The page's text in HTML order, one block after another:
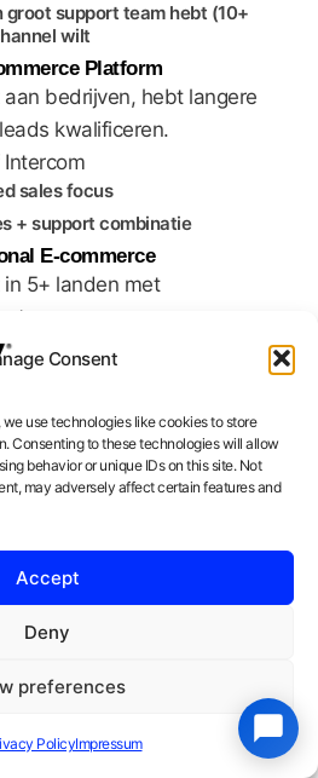
Consent
use technologies like cookies to store
Consenting to these technologies will allow
behavior or unique IDs on this site. Not
may adversely affect certain features and
Accept
Deny
preferences
PolicyImpressum
groot support team hebt (10+
wilt
Platform
bedrijven, hebt langere
kwalificeren.
Intercom
sales focus
+ support combinatie
E-commerce
5+ landen met
teams.
of Intercom
teams en complexe routing
platform met marketing
voor AI Chat
je kiest, hier zijn tips voor
Knowledge Base